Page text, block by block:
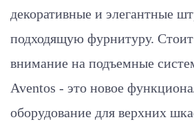
декоративные и элегантные
подходящую фурнитуру. Стоит
внимание на подъемные
Aventos - это новое
оборудование для верхних